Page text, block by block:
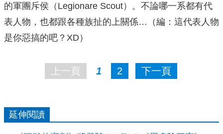
的軍團斥侯（Legionare Scout）。不論哪一系都有代
表人物，也都跟各種族扯的上關係…（編：這代表人物
是你惡搞的吧？XD）
上一頁 1 2 下一頁
延伸閱讀